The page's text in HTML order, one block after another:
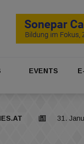
EVENTS
31.